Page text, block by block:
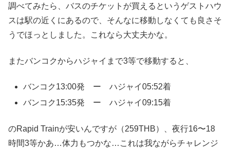
調べてみたら、バスのチケットが買えるというゲストハウ
スは駅の近くにあるので、そんなに移動しなくても良さそ
うでほっとしました。これなら大丈夫かな。
またバンコクからハジャイまで3等で移動すると、
バンコク13:00発 ー ハジャイ05:52着
バンコク15:35発 ー ハジャイ09:15着
のRapid Trainが安いんですが（259THB）、夜行16〜18
時間3等かあ…体力もつかな…これは我ながらチャレンジ